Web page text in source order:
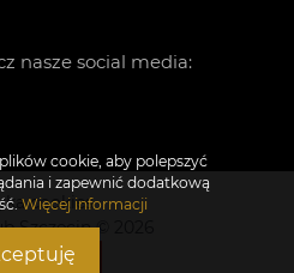
nasze social media:
cookies
Szczecin © 2026
cookie, aby polepszyć
i zapewnić dodatkową
Więcej informacji